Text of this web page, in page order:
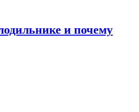
и почему